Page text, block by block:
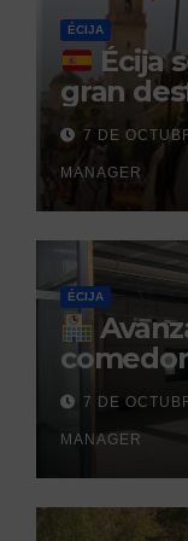
ÉCIJA
Écija
gran
la
el
Caballar
7 DE
MANAGER
ÉCIJA
Sol: su
prevista
7 DE
MANAGER